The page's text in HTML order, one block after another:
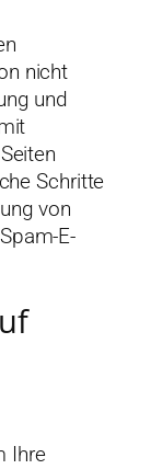
nicht
und
Schritte
von
E-
Ihre